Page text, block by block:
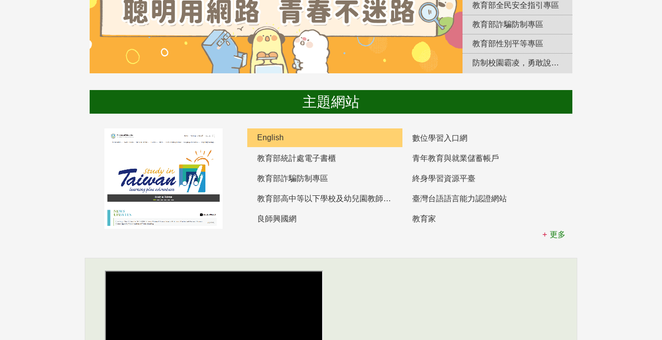
教育部全民安全指引專區
教育部詐騙防制專區
教育部性別平等專區
防制校園霸凌，勇敢說出來！
主題網站
English 數位學習入口網
教育部統計處電子書櫃 青年教育與就業儲蓄帳戶
教育部詐騙防制專區 終身學習資源平臺
教育部高中等以下學校及幼兒園教師資格檢定考試 臺灣台語語言能力認證網站
良師興國網
教育家
更多